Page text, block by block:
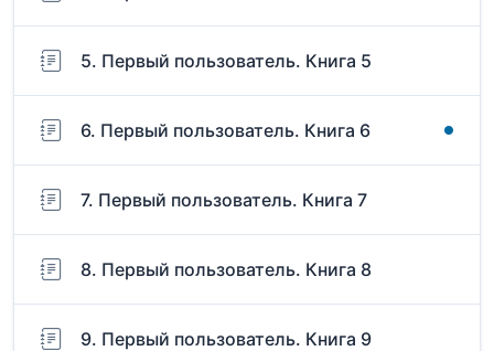
5. Первый пользователь. Книга 5
6. Первый пользователь. Книга 6
7. Первый пользователь. Книга 7
8. Первый пользователь. Книга 8
9. Первый пользователь. Книга 9